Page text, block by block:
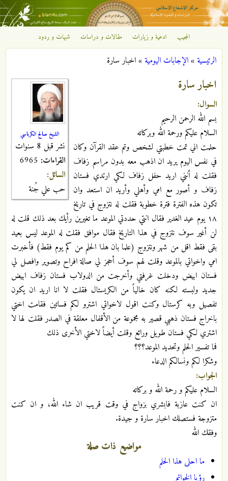
تجاوز إلى المحتوى الرئيسي
مركز
الإشعاع
الإسلامي
المجيب ادعية و زيارات مقالات و دراسات شبهات و ردود
أنت هنا
الرئيسية»الإجابات اليومية»اخبار سارة
الشيخ صالح الكرباسي
نشر قبل 8 سنوات
القراءات:
السائل:
حب علي جُنة
اخبار سارة
السوال:
بسم الله الرحمن الرحيم
السلام عليكم ورحمة الله وبركاته
حلمت اني تمت خطبتي لشخص وتم عقد القرآن وكان
في نفس اليوم يريد ان اذهب معه بدون مراسم زفاف
فقلت له أنني اريد حفل زفاف لكي ارتدي فستان
زفاف و أصور مع امي وأهلي وأريد ان استعد وان
تكون هذه الفترة فترة خطوبة فقلت له نتزوج في تاريخ
١٨ يوم عيد الغدير فقال انتي حددتي الموعد ما تغيرين رأيك بعد ذلك قلت له
لن أغير سوف نتزوج في هذا التاريخ فقال موافق فقلت له الموعد ليس بعيد
بقى فقط اقل من شهر ونتزوج (علما بان هذا الحلم من كم يوم فقط) فأخبرت
امي واخواتي بالموعد وقلت لهم سوف أحجز لي صالة افراح وتصوير وافصل لي
فستان ابيض ودخلت غرفتي وأخرجت من الدولاب فستان زفاف ابيض
جديد ولبسته لكنه كان خالياً من الكريستال فقلت لا انا اريد ان يكون
تفصيل وبه كرستال وكنت اقول لاخواتي اشترو لكم فساتين فقامت اختي
باخراج فستان ذهبي قصير به مجموعة من الأقفال معلقة في الصدر فقلت لها لا
اشتري لكي فستان طويل ورائع وقلت أيضاً لاختي الأخرى ذلك
فما تفسير الحلم وتحديد الموعد؟؟؟
وشكرا لكم ونسالكم الدعاء
الجواب:
السلام عليكم و رحمة الله و بركاته
ان كنت عازبة فابشري بزواج في وقت قريب ان شاء الله، و ان كنت
متزوجة فستصلك اخبار سارة و جيدة.
وفقك الله
مواضيع ذات صلة
ما احلى هذا الحلم
رؤيا الخواتم